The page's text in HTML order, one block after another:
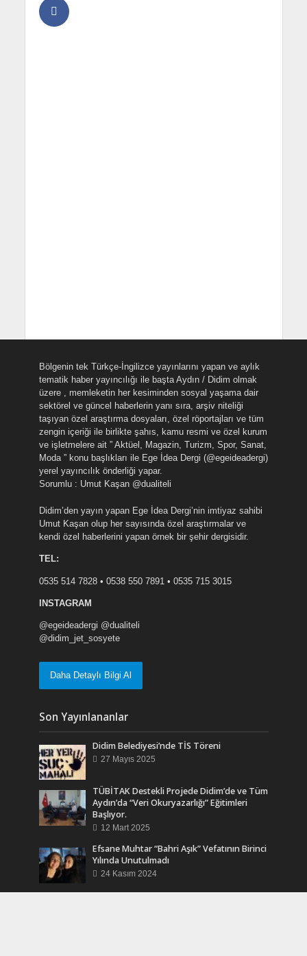
Bölgenin tek Türkçe-İngilizce yayınlarını yapan ve aylık
tematik haber yayıncılığı ile başta Aydın / Didim olmak
üzere , memleketin her kesiminden sosyal yaşama dair
sektörel ve güncel haberlerin yanı sıra, arşiv niteliği
taşıyan özel araştırma dosyaları, özel röportajları ve tüm
zengin içeriği ile birlikte şahıs, kamu resmi ve özel kurum
ve işletmelere ait ” Aktüel, Magazin, Turizm, Spor, Sanat,
Moda ” konu başlıkları ile Ege İdea Dergi (@egeideadergi)
yerel yayıncılık önderliği yapar.
Sorumlu : Umut Kaşan @dualiteli
Didim’den yayın yapan Ege İdea Dergi’nin imtiyaz sahibi
Umut Kaşan olup her sayısında özel araştırmalar ve
kendi özel haberlerini yapan örnek bir şehir dergisidir.
TEL:
0535 514 7828 • 0538 550 7891 • 0535 715 3015
INSTAGRAM
@egeideadergi @dualiteli
@didim_jet_sosyete
Daha Detaylı Bilgi Al
Son Yayınlananlar
Didim Belediyesi’nde TİS Töreni
27 Mayıs 2025
TÜBİTAK Destekli Projede Didim’de ve Tüm
Aydın’da “Veri Okuryazarlığı” Eğitimleri
Başlıyor.
12 Mart 2025
Efsane Muhtar “Bahri Aşık” Vefatının Birinci
Yılında Unutulmadı
24 Kasım 2024